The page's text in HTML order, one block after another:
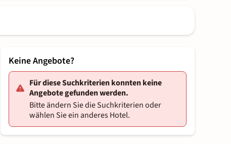
Keine Angebote?
Für diese Suchkriterien konnten keine
Angebote gefunden werden.
Bitte ändern Sie die Suchkriterien oder
wählen Sie ein anderes Hotel.